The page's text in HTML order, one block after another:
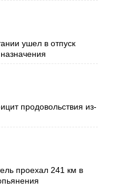
ушел в отпуск
продовольствия из-
проехал 241 км в